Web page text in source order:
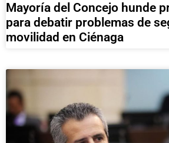
Mayoría del Concejo hunde
para debatir problemas de
movilidad en Ciénaga